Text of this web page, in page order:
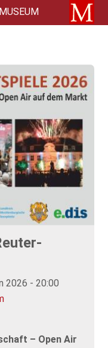
2026 - 20:00
– Open Air